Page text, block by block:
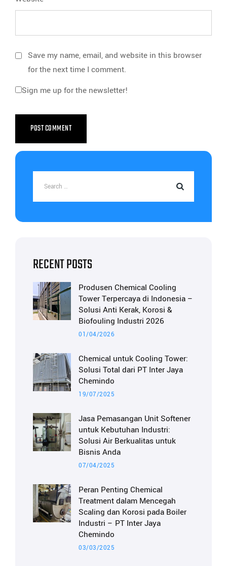
Save my name, email, and website in this browser
for the next time I comment.
Sign me up for the newsletter!
RECENT POSTS
Produsen Chemical Cooling
Tower Terpercaya di Indonesia –
Solusi Anti Kerak, Korosi &
Biofouling Industri 2026
01/04/2026
Chemical untuk Cooling Tower:
Solusi Total dari PT Inter Jaya
Chemindo
19/07/2025
Jasa Pemasangan Unit Softener
untuk Kebutuhan Industri:
Solusi Air Berkualitas untuk
Bisnis Anda
07/04/2025
Peran Penting Chemical
Treatment dalam Mencegah
Scaling dan Korosi pada Boiler
Industri – PT Inter Jaya
Chemindo
03/03/2025